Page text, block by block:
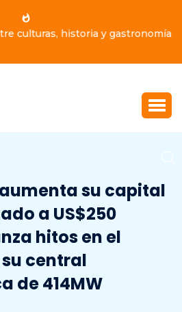
culturas, historia y gastronomía
aumenta su capital
a US$250
hitos en el
central
414MW